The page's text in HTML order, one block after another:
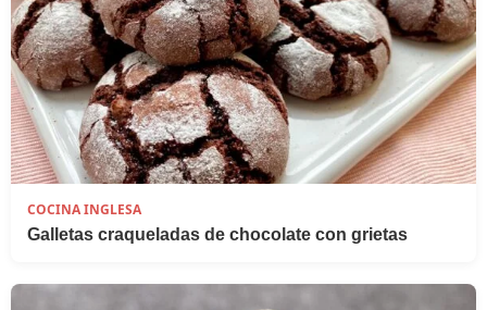
COCINA INGLESA
Galletas craqueladas de chocolate con grietas